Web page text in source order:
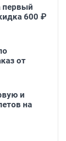
первый
600 ₽
от
и
на